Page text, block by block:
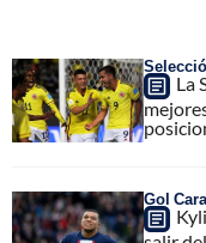
La
Gol